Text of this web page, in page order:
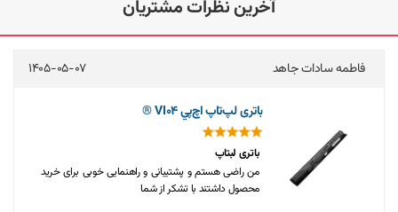
آخرین نظرات مشتریان
راضى هستم و پشتيبانى و راهنمايى خوبى براى خريد
داشتند با تشكر از شما
مجتبی کولیوند